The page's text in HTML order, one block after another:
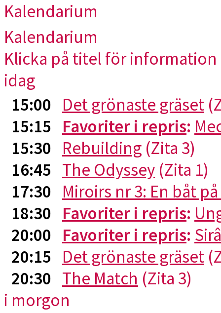
Kalendarium
Kalendarium
Klicka på titel för
idag
15:00 Det grönaste gräset
15:15 Favoriter i repris:
15:30 Rebuilding (Zita 3)
16:45 The Odyssey (Zita 1)
17:30 Miroirs nr 3: En båt
18:30 Favoriter i repris:
20:00 Favoriter i repris:
20:15 Det grönaste gräset
20:30 The Match (Zita 3)
i morgon